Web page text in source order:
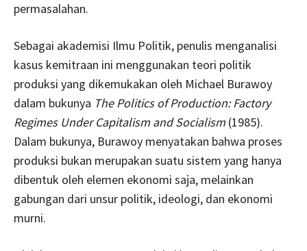
permasalahan.
Sebagai akademisi Ilmu Politik, penulis menganalisi
kasus kemitraan ini menggunakan teori politik
produksi yang dikemukakan oleh Michael Burawoy
dalam bukunya The Politics of Production: Factory
Regimes Under Capitalism and Socialism (1985).
Dalam bukunya, Burawoy menyatakan bahwa proses
produksi bukan merupakan suatu sistem yang hanya
dibentuk oleh elemen ekonomi saja, melainkan
gabungan dari unsur politik, ideologi, dan ekonomi
murni.